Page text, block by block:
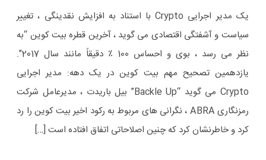
یک مدیر اجرایی Crypto با استناد به افزایش نقدینگی ، تغییر
سیاست و آشفتگی اقتصادی می گوید ، آخرین قطره بیت کوین “به
نظر می رسد ، بوی و احساس 100 ٪ دقیقاً مانند سال 2017”.
یازدهمین تصحیح مهم بیت کوین در یک دهه: مدیر اجرایی
Crypto می گوید “Backle Up” بیل باریدت ، مدیرعامل شرکت
رمزنگاری ABRA ، نگرانی های مربوط به رکود اخیر بیت کوین را رد
کرد و خاطرنشان کرد که چنین اصلاحاتی اتفاق افتاده است […]